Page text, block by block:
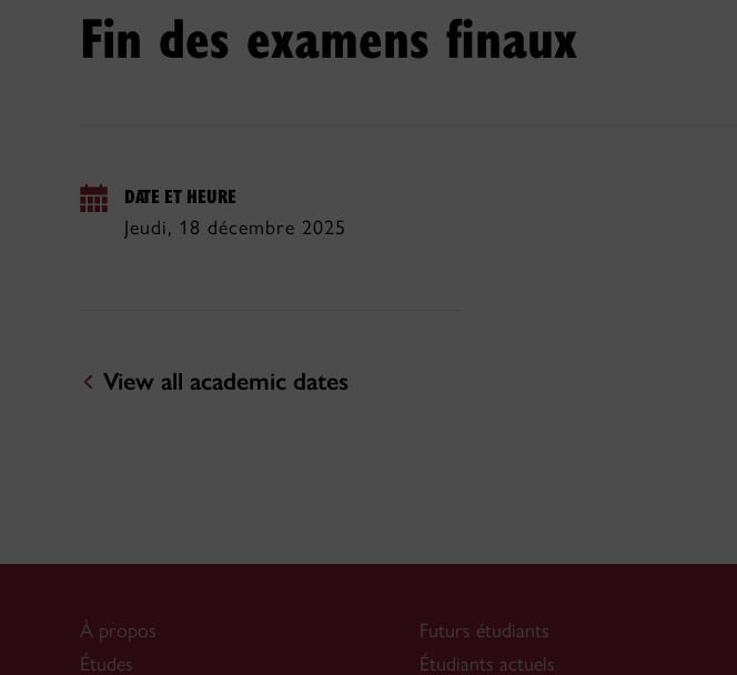
Fin des examens finaux
DATE ET HEURE
Jeudi, 18 décembre 2025
View all academic dates
À propos
Études
Futurs étudiants
Étudiants actuels